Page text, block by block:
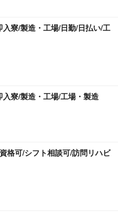
入寮/製造・工場/日勤/日払い/工
入寮/製造・工場/工場・製造
格可/シフト相談可/訪問リハビ